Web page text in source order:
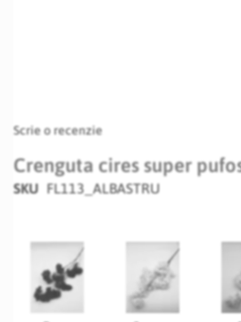
Scrie o recenzie
Crenguta cires super
SKU FL113_ALBASTRU